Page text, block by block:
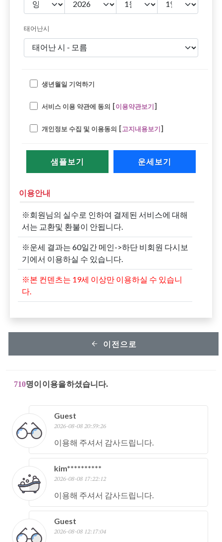
태어난시
생년월일 기억하기
서비스 이용 약관에 동의 [이용약관보기]
개인정보 수집 및 이용동의 [고지내용보기]
샘플보기 운세보기
이용안내
※회원님의 실수로 인하여 결제된 서비스에 대해
서는 교환및 환불이 안됩니다.
※운세 결과는 60일간 메인->하단 비회원 다시보
기에서 이용하실 수 있습니다.
※본 컨덴츠는 19세 이상만 이용하실 수 있습니
다.
이전으로
710명이 이용을 하셨습니다.
Guest
2026-08-08 20:59:26
이용해 주셔서 감사드립니다.
kim**********
2026-08-08 17:22:12
이용해 주셔서 감사드립니다.
Guest
2026-08-08 12:17:04